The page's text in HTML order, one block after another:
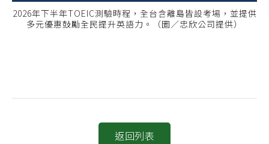
2026年下半年TOEIC測驗時程，全台含離島皆設考場，並提供
多元優惠鼓勵全民提升英語力。（圖／忠欣公司提供）
返回列表